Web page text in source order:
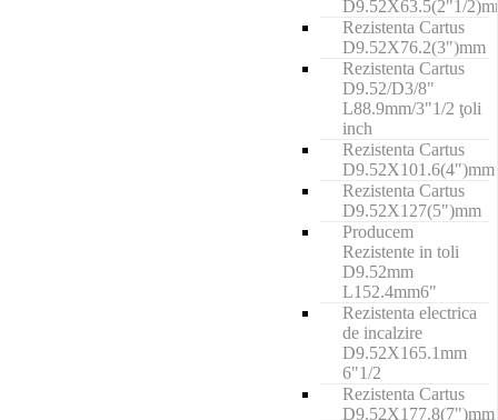
D9.52X63.5(2"1/
Rezistenta Cartus
D9.52X76.2(3")mm
Rezistenta Cartus
D9.52/D3/8"
L88.9mm/3"1/2 ţoli
inch
Rezistenta Cartus
D9.52X101.6(4")mm
Rezistenta Cartus
D9.52X127(5")mm
Producem
Rezistente in toli
D9.52mm
L152.4mm6"
Rezistenta electrica
de incalzire
D9.52X165.1mm
6"1/2
Rezistenta Cartus
D9.52X177.8(7")mm